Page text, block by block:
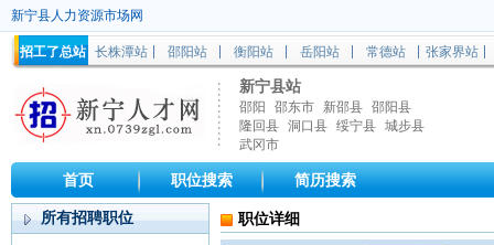
新宁县人力资源市场网
招工了总站 长株潭站 邵阳站 衡阳站 岳阳站 常德站 张家界站
新宁县站
邵阳 邵东市 新邵县 邵阳县
隆回县 洞口县 绥宁县 城步县
武冈市
首页 职位搜索 简历搜索
所有招聘职位 职位详细